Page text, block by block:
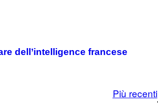
dell’intelligence francese
Più recenti